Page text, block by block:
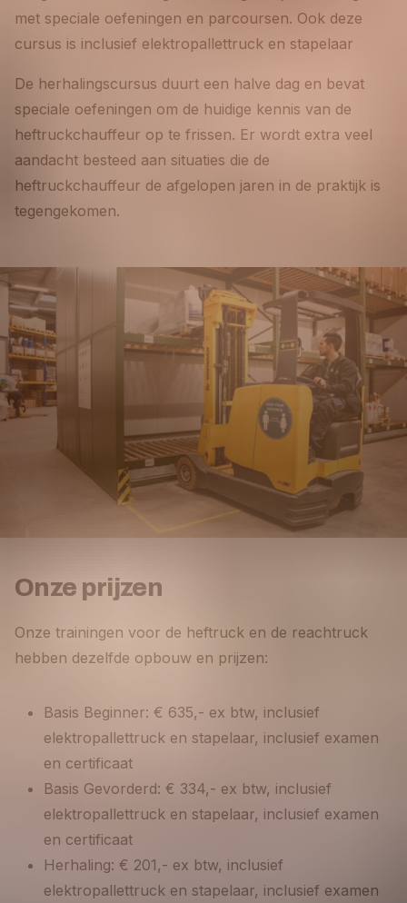
met speciale oefeningen en parcoursen. Ook deze
cursus is inclusief elektropallettruck en stapelaar
De herhalingscursus duurt een halve dag en bevat
speciale oefeningen om de huidige kennis van de
heftruckchauffeur op te frissen. Er wordt extra veel
aandacht besteed aan situaties die de
heftruckchauffeur de afgelopen jaren in de praktijk is
tegengekomen.
Onze prijzen
Onze trainingen voor de heftruck en de reachtruck
hebben dezelfde opbouw en prijzen:
Basis Beginner: € 635,- ex btw, inclusief
elektropallettruck en stapelaar, inclusief examen
en certificaat
Basis Gevorderd: € 334,- ex btw, inclusief
elektropallettruck en stapelaar, inclusief examen
en certificaat
Herhaling: € 201,- ex btw, inclusief
elektropallettruck en stapelaar, inclusief examen